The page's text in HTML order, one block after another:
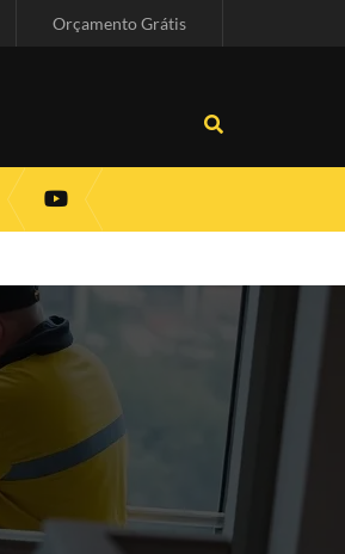
Orçamento Grátis